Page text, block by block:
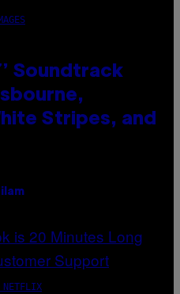
Soundtrack
Stripes, and
NETFLIX